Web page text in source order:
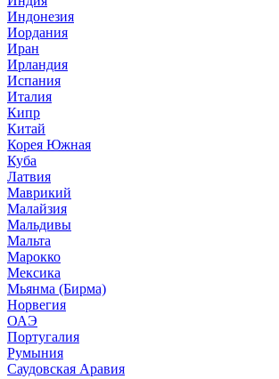
Индонезия
Иордания
Иран
Ирландия
Испания
Италия
Кипр
Китай
Корея Южная
Куба
Латвия
Маврикий
Малайзия
Мальдивы
Мальта
Марокко
Мексика
Мьянма (Бирма)
Норвегия
ОАЭ
Португалия
Румыния
Саудовская Аравия